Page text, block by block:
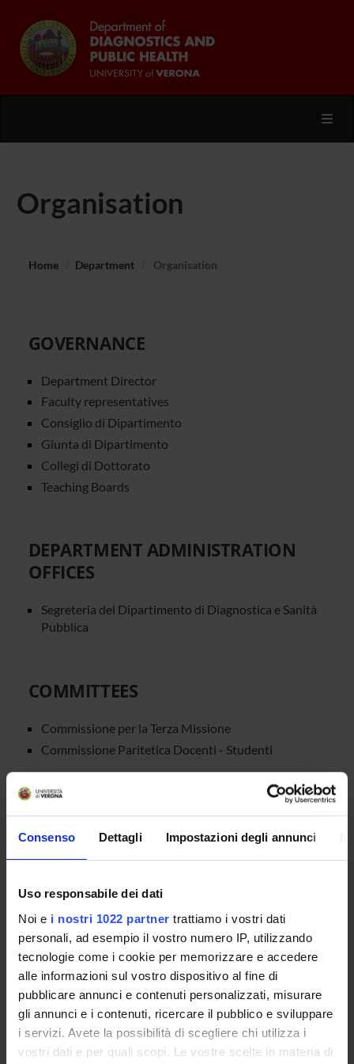
Consenso Dettagli Impostazioni degli annunci
Uso responsabile dei dati
Noi e i nostri 1022 partner trattiamo i vostri dati
personali, ad esempio il vostro numero IP, utilizzando
tecnologie come i cookie per memorizzare e accedere
alle informazioni sul vostro dispositivo al fine di
pubblicare annunci e contenuti personalizzati, misurare
gli annunci e i contenuti, ricercare il pubblico e sviluppare
i servizi. Avete la possibilità di scegliere chi utilizza i
vostri dati e per quali scopi. Le vostre scelte in materia di
Organisation
Home Department Organisation
GOVERNANCE
Department Director
Faculty representatives
Consiglio di Dipartimento
Giunta di Dipartimento
Collegi di Dottorato
Teaching Boards
DEPARTMENT ADMINISTRATION
OFFICES
Segreteria del Dipartimento di Diagnostica e Sanità
Pubblica
COMMITTEES
Commissione per la Terza Missione
Commissione Paritetica Docenti - Studenti
STUDENT ADMINISTRATION
OFFICES
Scuole di Specializzazione d'area medica ed esami di
stato
National and International PhD Programmes
ORGANISATION